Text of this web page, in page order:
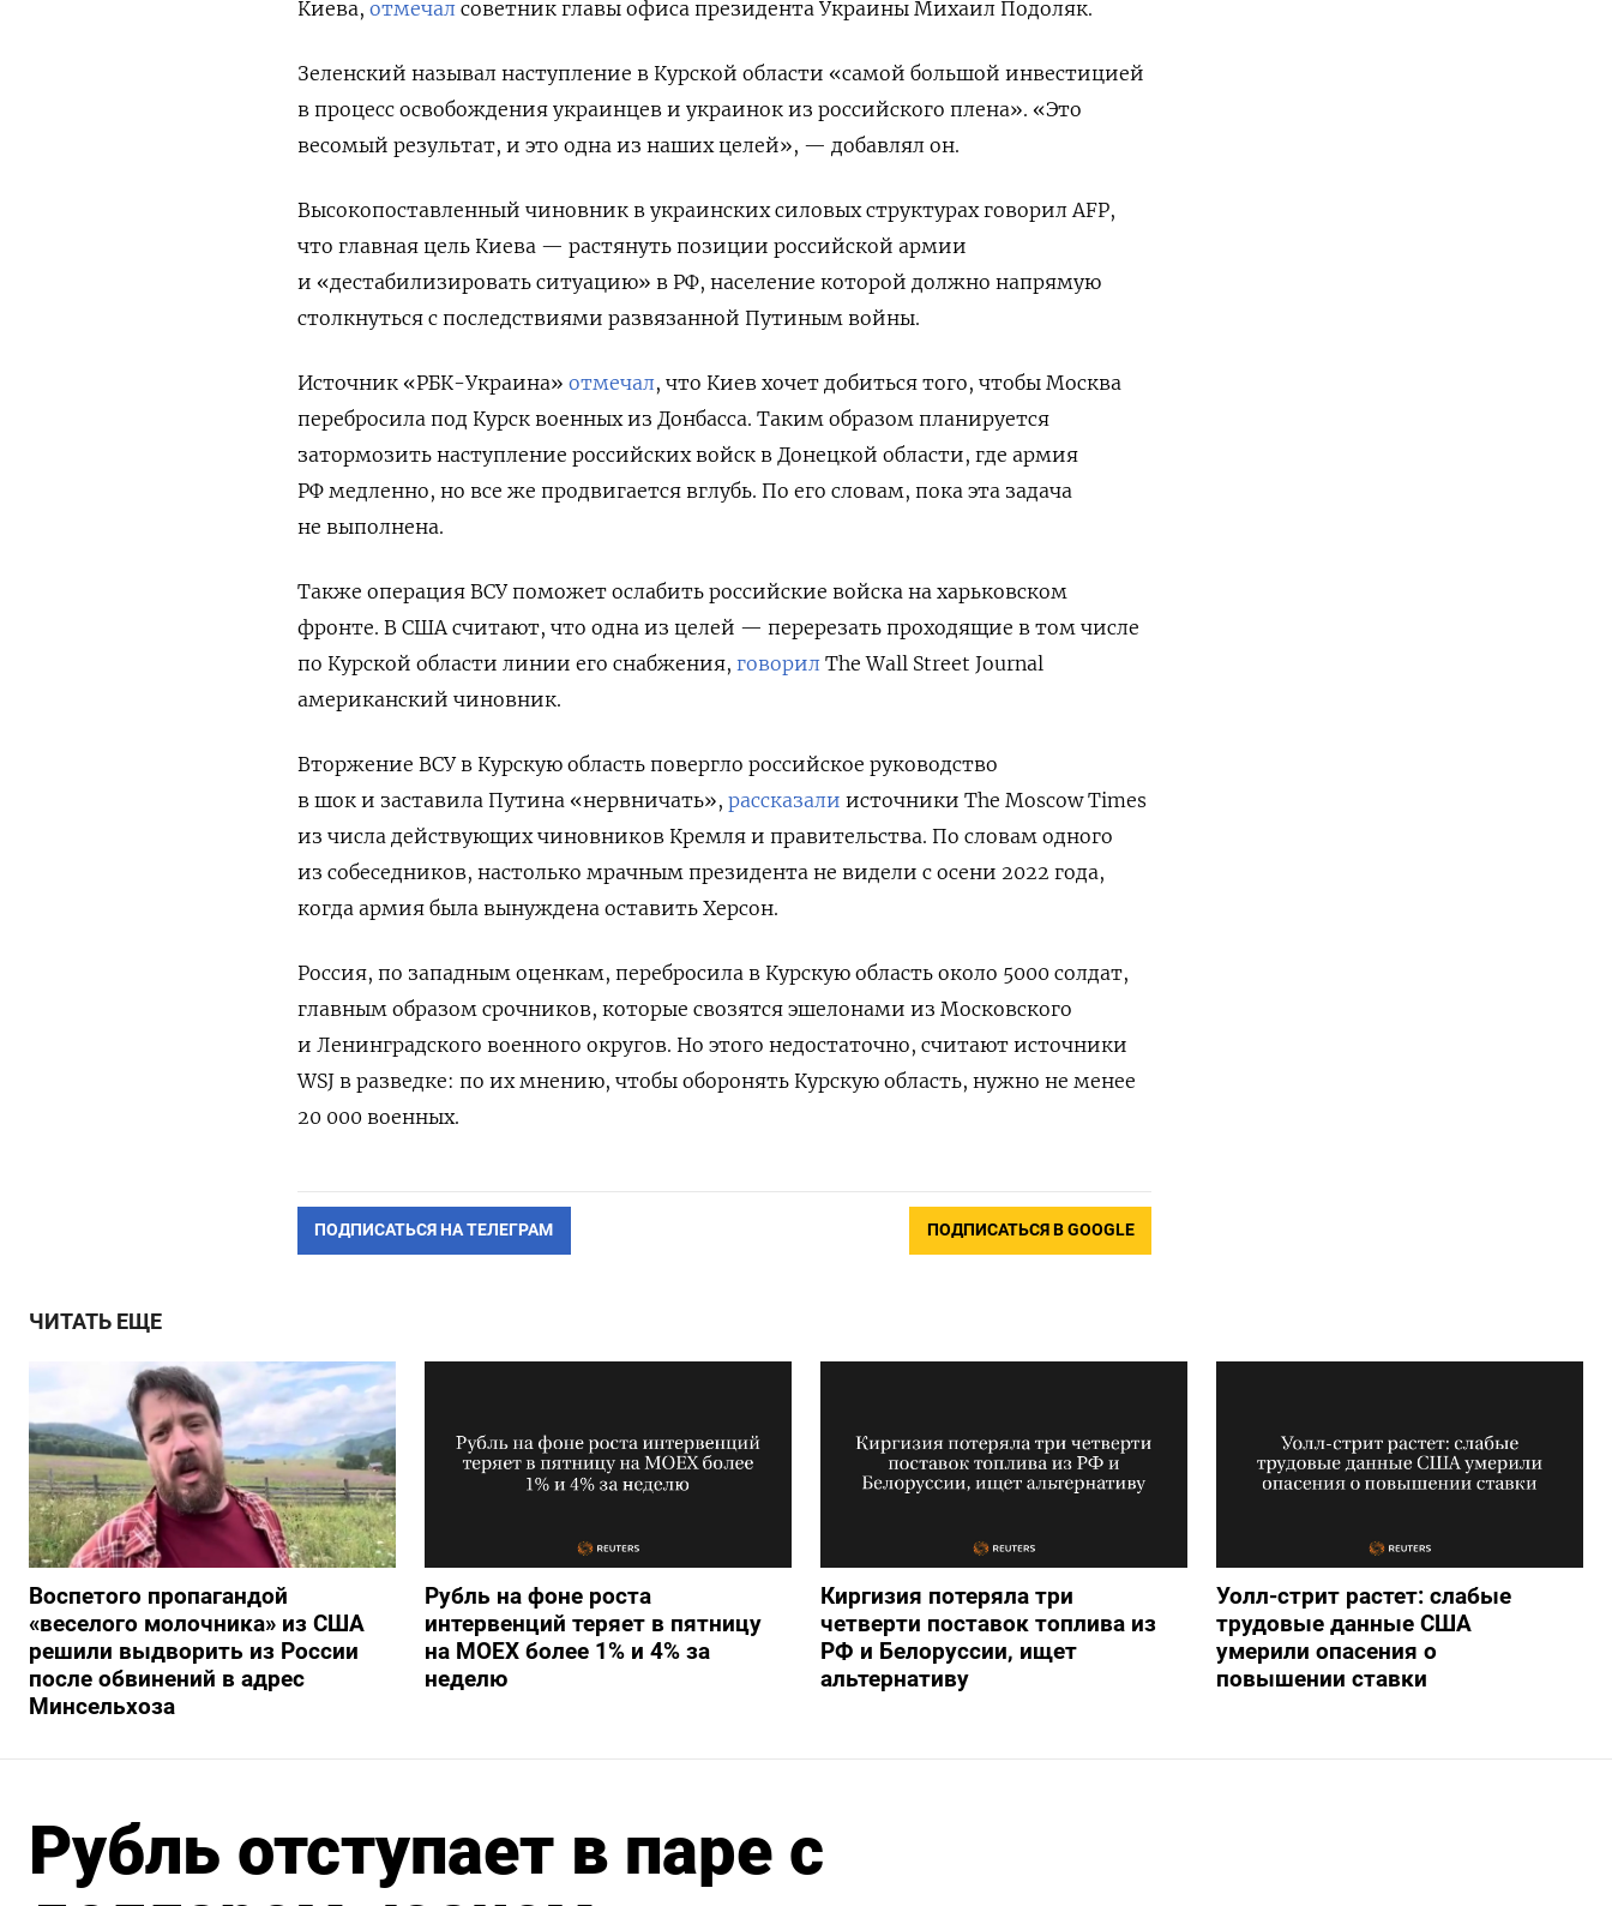
Киева, отмечал советник главы офиса президента Украины Михаил Подоляк.
Зеленский называл наступление в Курской области «самой большой инвестицией
в процесс освобождения украинцев и украинок из российского плена». «Это
весомый результат, и это одна из наших целей», — добавлял он.
Высокопоставленный чиновник в украинских силовых структурах говорил AFP,
что главная цель Киева — растянуть позиции российской армии
и «дестабилизировать ситуацию» в РФ, население которой должно напрямую
столкнуться с последствиями развязанной Путиным войны.
Источник «РБК-Украина» отмечал, что Киев хочет добиться того, чтобы Москва
перебросила под Курск военных из Донбасса. Таким образом планируется
затормозить наступление российских войск в Донецкой области, где армия
РФ медленно, но все же продвигается вглубь. По его словам, пока эта задача
не выполнена.
Также операция ВСУ поможет ослабить российские войска на харьковском
фронте. В США считают, что одна из целей — перерезать проходящие в том числе
по Курской области линии его снабжения, говорил The Wall Street Journal
американский чиновник.
Вторжение ВСУ в Курскую область повергло российское руководство
в шок и заставила Путина «нервничать», рассказали источники The Moscow Times
из числа действующих чиновников Кремля и правительства. По словам одного
из собеседников, настолько мрачным президента не видели с осени 2022 года,
когда армия была вынуждена оставить Херсон.
Россия, по западным оценкам, перебросила в Курскую область около 5000 солдат,
главным образом срочников, которые свозятся эшелонами из Московского
и Ленинградского военного округов. Но этого недостаточно, считают источники
WSJ в разведке: по их мнению, чтобы оборонять Курскую область, нужно не менее
20 000 военных.
ПОДПИСАТЬСЯ НА ТЕЛЕГРАМ ПОДПИСАТЬСЯ В GOOGLE
ЧИТАТЬ ЕЩЕ
Воспетого пропагандой
«веселого молочника» из США
решили выдворить из России
после обвинений в адрес
Минсельхоза
Рубль на фоне роста
интервенций теряет в пятницу
на МОЕХ более 1% и 4% за
неделю
Киргизия потеряла три
четверти поставок топлива из
РФ и Белоруссии, ищет
альтернативу
Уолл-стрит растет: слабые
трудовые данные США
умерили опасения о
повышении ставки
Рубль отступает в паре с